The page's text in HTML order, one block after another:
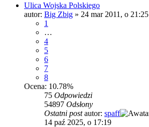
Ulica Wojska Polskiego
autor: Big Zbig » 24 mar 2011, o 21:25
1
…
4
5
6
7
8
Ocena: 10.78%
75 Odpowiedzi
54897 Odsłony
Ostatni postautor: spaff
14 paź 2025, o 17:19